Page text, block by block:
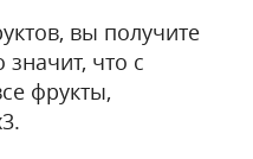
вы получите
что с
фрукты,